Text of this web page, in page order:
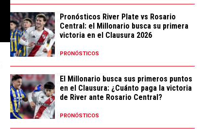
Pronósticos River Plate vs Rosario
Central: el Millonario busca su primera
victoria en el Clausura 2026
PRONÓSTICOS
El Millonario busca sus primeros puntos
en el Clausura: ¿Cuánto paga la victoria
de River ante Rosario Central?
PRONÓSTICOS